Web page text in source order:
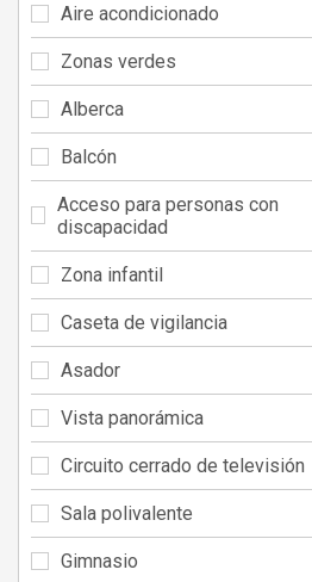
Aire acondicionado
Zonas verdes
Alberca
Balcón
Acceso para personas con
discapacidad
Zona infantil
Caseta de vigilancia
Asador
Vista panorámica
Circuito cerrado de televisión
Sala polivalente
Gimnasio